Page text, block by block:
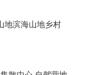
地滨海山地乡村